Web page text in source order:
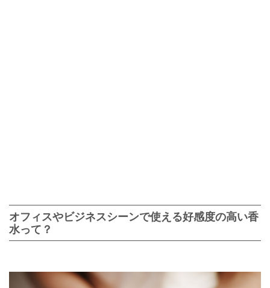
オフィスやビジネスシーンで使える好感度の高い香
水って？